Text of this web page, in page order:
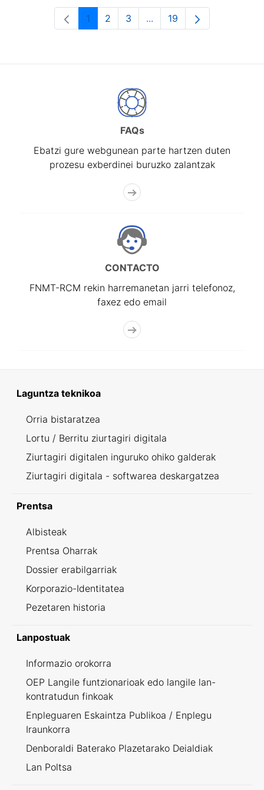
Orrialdea
1 Orrialdea
2 Orrialdea
3 ...Intermediate Pages Use
Orrialdea
19
FAQs
Ebatzi gure webgunean parte hartzen duten
prozesu exberdinei buruzko zalantzak
CONTACTO
FNMT-RCM rekin harremanetan jarri telefonoz,
faxez edo email
Laguntza teknikoa
Orria bistaratzea
Lortu / Berritu ziurtagiri digitala
Ziurtagiri digitalen inguruko ohiko galderak
Ziurtagiri digitala - softwarea deskargatzea
Prentsa
Albisteak
Prentsa Oharrak
Dossier erabilgarriak
Korporazio-Identitatea
Pezetaren historia
Lanpostuak
Informazio orokorra
OEP Langile funtzionarioak edo langile lan-
kontratudun finkoak
Enpleguaren Eskaintza Publikoa / Enplegu
Iraunkorra
Denboraldi Baterako Plazetarako Deialdiak
Lan Poltsa